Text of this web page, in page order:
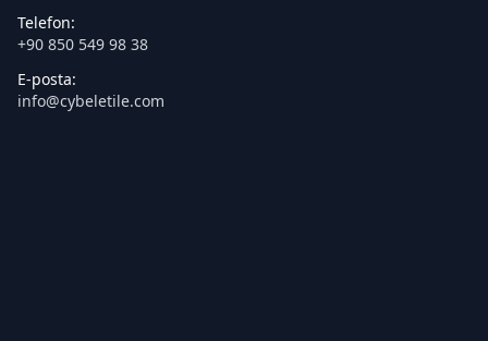
Telefon:
+90 850 549 98 38
E-posta:
info@cybeletile.com